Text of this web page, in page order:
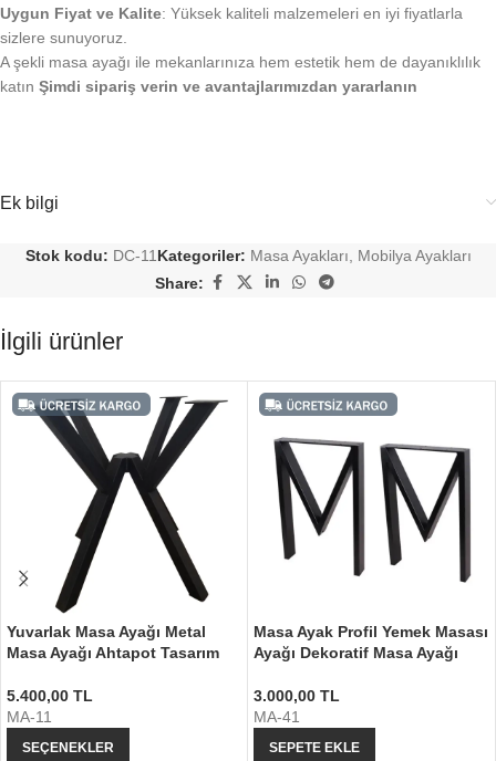
Uygun Fiyat ve Kalite: Yüksek kaliteli malzemeleri en iyi fiyatlarla
sizlere sunuyoruz.
A şekli masa ayağı ile mekanlarınıza hem estetik hem de dayanıklılık
katın Şimdi sipariş verin ve avantajlarımızdan yararlanın
Ek bilgi
Stok kodu: DC-11Kategoriler: Masa Ayakları, Mobilya Ayakları
Share:
İlgili ürünler
Yuvarlak Masa Ayağı Metal
Masa Ayağı Ahtapot Tasarım
5.400,00 TL
MA-11
SEÇENEKLER
Masa Ayak Profil Yemek Masası
Ayağı Dekoratif Masa Ayağı
3.000,00 TL
MA-41
SEPETE EKLE